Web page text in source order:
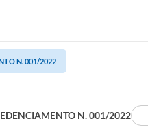
N. 001/2022
N. 001/2022